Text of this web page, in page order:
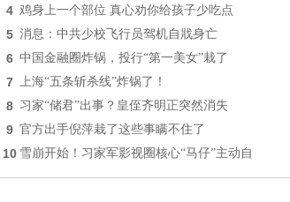
4 鸡身上一个部位 真心劝你给孩子少吃点
5 消息：中共少校飞行员驾机自戕身亡
6 中国金融圈炸锅，投行“第一美女”栽了
7 上海“五条斩杀线”炸锅了！
8 习家“储君”出事？皇侄齐明正突然消失
9 官方出手倪萍栽了这些事瞒不住了
10 雪崩开始！习家军影视圈核心“马仔”主动自